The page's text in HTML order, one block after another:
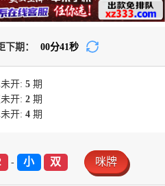
下期： 00分41秒
未开: 5期
未开: 2期
未开: 4期
- 小 双 咪牌